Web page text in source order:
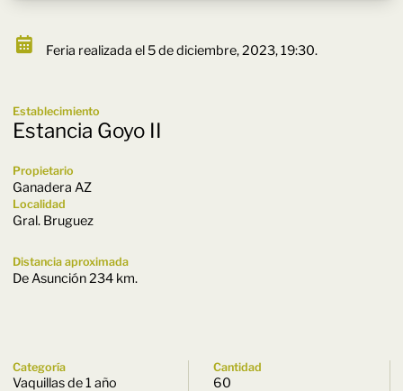
Feria realizada el 5 de diciembre, 2023, 19:30.
Establecimiento
Estancia Goyo II
Propietario
Ganadera AZ
Localidad
Gral. Bruguez
Distancia aproximada
De Asunción 234 km.
Categoría
Vaquillas de 1 año
Cantidad
60